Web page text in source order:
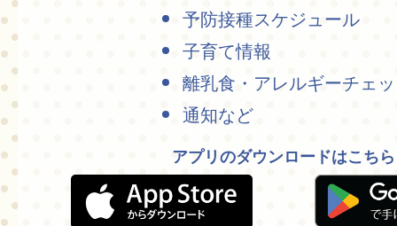
予防接種スケジュール
子育て情報
離乳食・アレルギーチェ
通知など
アプリのダウンロードはこちら